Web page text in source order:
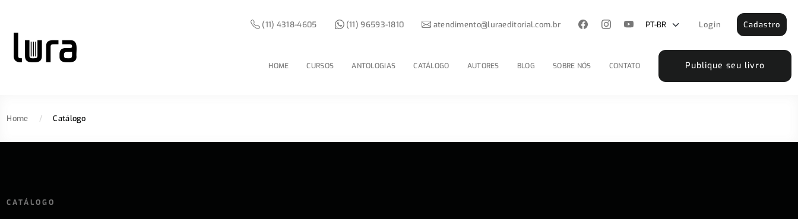
HOME CURSOS ANTOLOGIAS CATÁLOGO AUTORES BLOG SOBRE NÓS CONTATO Publique seu livro
(11) 4318-4605 (11) 96593-1810 atendimento@luraeditorial.com.br Login Cadastro
Home / Catálogo
CATÁLOGO